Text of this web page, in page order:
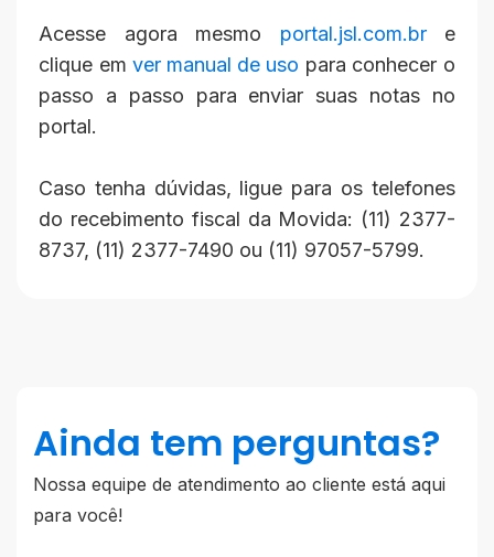
Acesse agora mesmo portal.jsl.com.bre
clique emver manual de uso para conhecer o
passo a passo para enviar suas notas no
portal.
Caso tenha dúvidas, ligue para os telefones
do recebimento fiscal da Movida: (11) 2377-
8737, (11) 2377-7490 ou (11) 97057-5799.
Ainda tem perguntas?
Nossa equipe de atendimento ao cliente está aqui
para você!